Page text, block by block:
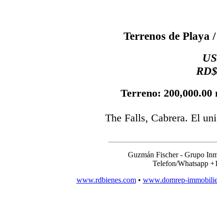
Terrenos de Playa
Terreno: 200,000.00
The Falls, Cabrera. El
Guzmán Fischer - Grupo
Telefon/Whatsapp
www.rdbienes.com• www.domrep-